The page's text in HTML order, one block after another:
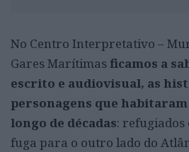
No Centro Interpretativo –
Gares Marítimasficamos a
escrito e audiovisual, as
personagens que
longo de décadas: refugiados
fuga para o outro lado do